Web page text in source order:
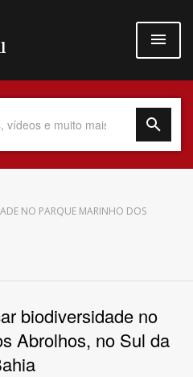
NO PARQUE MARINHO DOS
biodiversidade no
Abrolhos, no Sul da